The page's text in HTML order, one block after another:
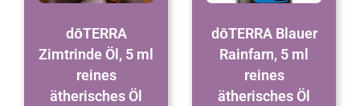
dōTERRA
Zimtrinde Öl, 5 ml
reines
ätherisches Öl
dōTERRA Blauer
Rainfarn, 5 ml
reines
ätherisches Öl